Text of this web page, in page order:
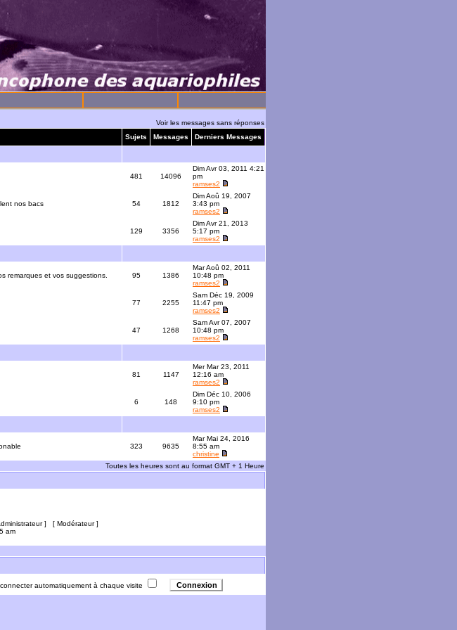
Voir les messages sans réponses
Sujets Messages Derniers Messages
481 14096
Dim Avr 03, 2011 4:21
pm
ramses2
nos bacs
54 1812
Dim Aoû 19, 2007
3:43 pm
ramses2
129 3356
Dim Avr 21, 2013
5:17 pm
ramses2
remarques et vos suggestions.
95 1386
Mar Aoû 02, 2011
10:48 pm
ramses2
77 2255
Sam Déc 19, 2009
11:47 pm
ramses2
47 1268
Sam Avr 07, 2007
10:48 pm
ramses2
81 1147
Mer Mar 23, 2011
12:16 am
ramses2
6 148
Dim Déc 10, 2006
9:10 pm
ramses2
323 9635
Mar Mai 24, 2016
8:55 am
christine
Toutes les heures sont au format GMT + 1 Heure
] [ Modérateur]
am
automatiquement à chaque visite